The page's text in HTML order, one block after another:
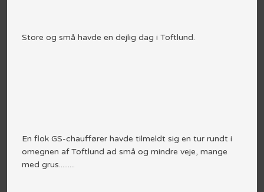
Store og små havde en dejlig dag i Toftlund.
En flok GS-chauffører havde tilmeldt sig en tur rundt i
omegnen af Toftlund ad små og mindre veje, mange
med grus.........